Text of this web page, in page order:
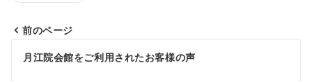
前のページ
月江院会館をご利用されたお客様の声